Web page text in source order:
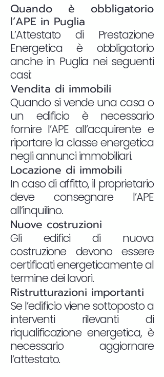
Quando è obbligatorio
l’APE in Puglia
L’Attestato di Prestazione
Energetica è obbligatorio
anche in Puglia nei seguenti
casi:
Vendita di immobili
Quando si vende una casa o
un edificio è necessario
fornire l’APE all’acquirente e
riportare la classe energetica
negli annunci immobiliari.
Locazione di immobili
In caso di affitto, il proprietario
deve consegnare l’APE
all’inquilino.
Nuove costruzioni
Gli edifici di nuova
costruzione devono essere
certificati energeticamente al
termine dei lavori.
Ristrutturazioni importanti
Se l’edificio viene sottoposto a
interventi rilevanti di
riqualificazione energetica, è
necessario aggiornare
l’attestato.